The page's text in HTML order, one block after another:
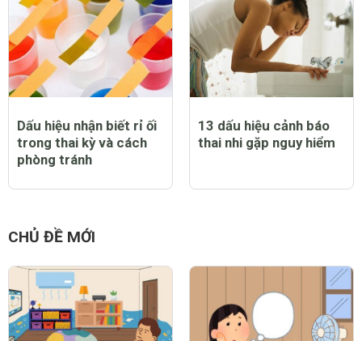
Dấu hiệu nhận biết rỉ ối
trong thai kỳ và cách
phòng tránh
13 dấu hiệu cảnh báo
thai nhi gặp nguy hiểm
CHỦ ĐỀ MỚI